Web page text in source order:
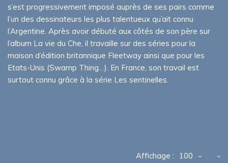
s’est progressivement imposé auprès de ses pairs comme
l’un des dessinateurs les plus talentueux qu’ait connu
l’Argentine. Après avoir débuté aux côtés de son père sur
l’album La vie du Che, il travaille sur des séries pour la
maison d’édition britannique Fleetway ainsi que pour les
Etats-Unis (Swamp Thing…). En France, son travail est
surtout connu grâce à la série Les sentinelles.
Affichage : 100